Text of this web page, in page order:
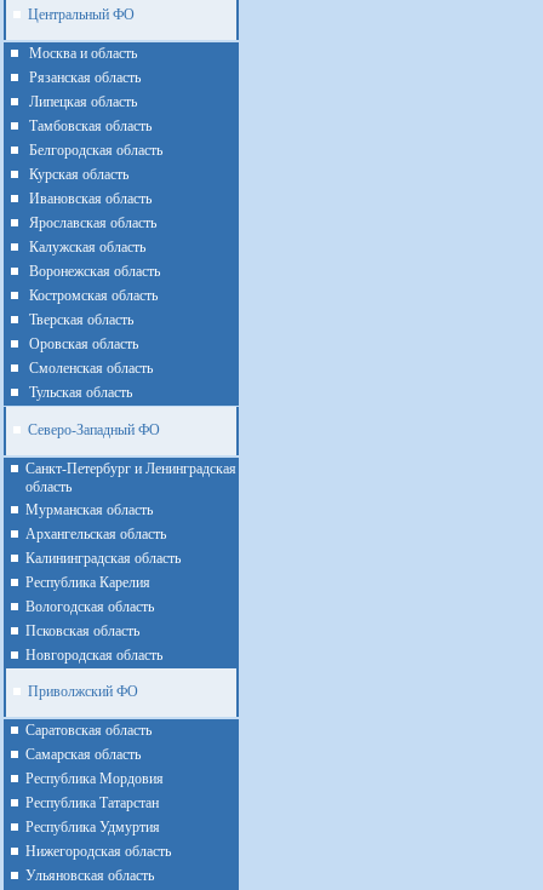
Центральный ФО
Москва и область
Рязанская область
Липецкая область
Тамбовская область
Белгородская область
Курская область
Ивановская область
Ярославская область
Калужская область
Воронежская область
Костромская область
Тверская область
Оровская область
Смоленская область
Тульская область
Северо-Западный ФО
Санкт-Петербург и Ленинградская
область
Мурманская область
Архангельская область
Калининградская область
Республика Карелия
Вологодская область
Псковская область
Новгородская область
Приволжский ФО
Cаратовская область
Cамарская область
Республика Мордовия
Республика Татарстан
Республика Удмуртия
Нижегородская область
Ульяновская область